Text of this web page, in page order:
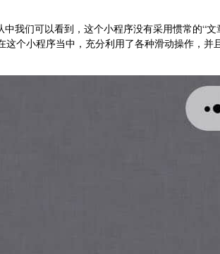
我们可以看到，这个小程序没有采用惯常的“文
个小程序当中，充分利用了各种滑动操作，并